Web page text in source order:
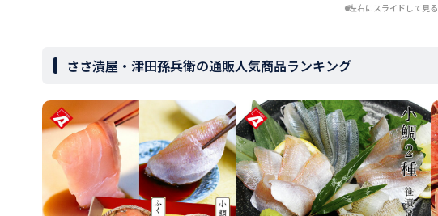
左右にスライドして見る
ささ漬屋・津田孫兵衛の通販人気商品ランキング